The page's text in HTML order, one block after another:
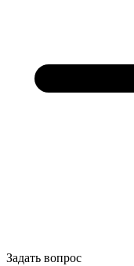
Задать вопрос